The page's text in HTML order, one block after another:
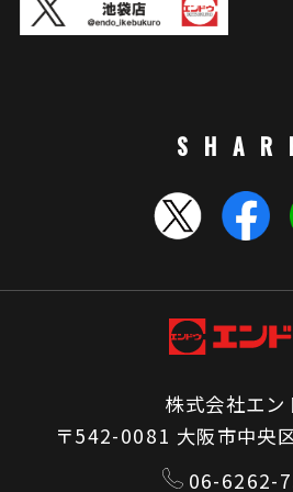
株式会社エン
〒542-0081 大阪市中央
06-6262-